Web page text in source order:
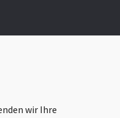
wir Ihre